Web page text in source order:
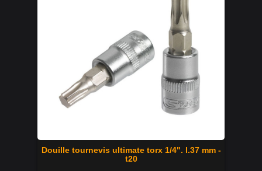
Douille tournevis ultimate torx 1/4". l.37 mm -
t20